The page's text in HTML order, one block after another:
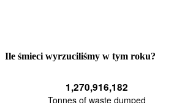
Ile śmieci wyrzuciliśmy w tym roku?